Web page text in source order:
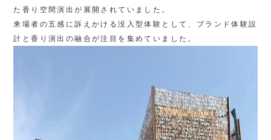
た香り空間演出が展開されていました。
来場者の五感に訴えかける没入型体験として、ブランド体験設
計と香り演出の融合が注目を集めていました。